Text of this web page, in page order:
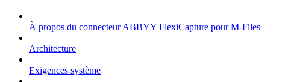
À propos du connecteur ABBYY FlexiCapture pour M-Files
Architecture
Exigences système